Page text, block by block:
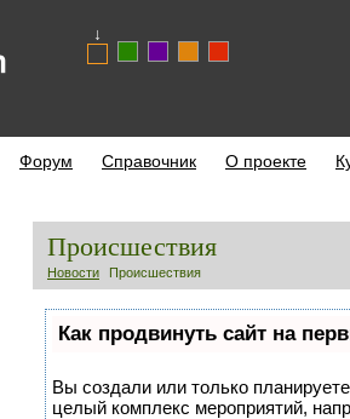
↓
Форум Справочник О проекте
Происшествия
Новости Происшествия
Как продвинуть сайт на
Вы создали или только
целый комплекс мероприятий,